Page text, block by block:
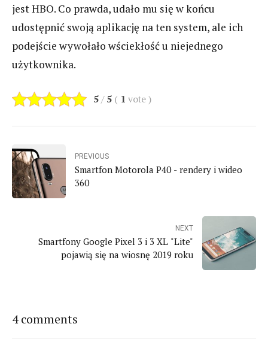
jest HBO. Co prawda, udało mu się w końcu
udostępnić swoją aplikację na ten system, ale ich
podejście wywołało wściekłość u niejednego
użytkownika.
5 / 5 ( 1 vote)
PREVIOUS
Smartfon Motorola P40 - rendery i wideo
360
NEXT
Smartfony Google Pixel 3 i 3 XL "Lite"
pojawią się na wiosnę 2019 roku
4 comments